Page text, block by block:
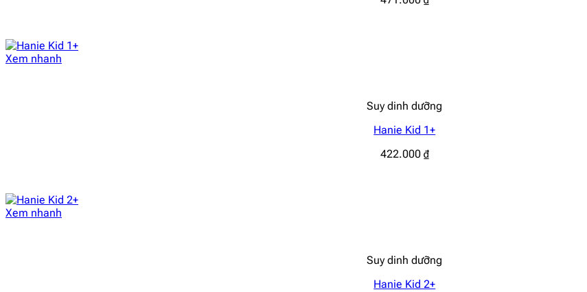
Xem nhanh
Suy dinh dưỡng
Hanie Kid 1+
422.000 ₫
Xem nhanh
Suy dinh dưỡng
Hanie Kid 2+